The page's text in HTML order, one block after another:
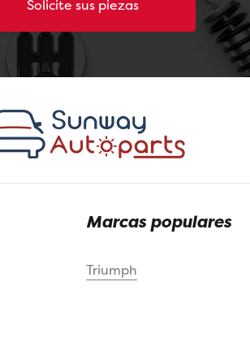
Solicite sus piezas
Marcas populares
Triumph